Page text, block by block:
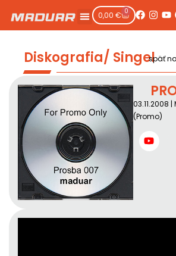
0,00 € 0
Diskografia/ Singelspäť
03.11.2008
(Promo)